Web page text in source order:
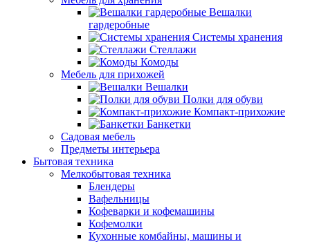
Вешалки
гардеробные
Системы хранения
Стеллажи
Комоды
Мебель для прихожей
Вешалки
Полки для обуви
Компакт-прихожие
Банкетки
Садовая мебель
Предметы интерьера
Бытовая техника
Мелкобытовая техника
Блендеры
Вафельницы
Кофеварки и кофемашины
Кофемолки
Кухонные комбайны, машины и